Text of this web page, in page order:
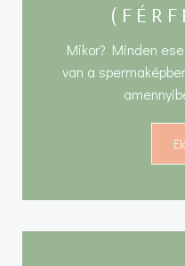
Mikor? Minden
van a